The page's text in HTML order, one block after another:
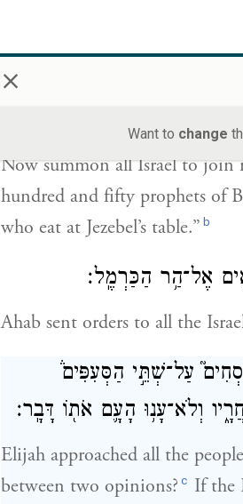
×
Want to change
וְאֶת־נְבִיאֵ֨י הַבַּ֜עַל אַרְבַּ֧ע
אִיזָֽבֶל׃
Now summon all Israel to
hundred and fifty prophets of
who eat at Jezebel’s table.” b
אֶל־הַ֥ר הַכַּרְמֶֽל׃
Ahab sent orders to all the
עַל־שְׁתֵּ֣י הַסְּעִפִּים֒
וְלֹא־עָנ֥וּ הָעָ֛ם אֹת֖וֹ דָּבָֽר׃
Elijah approached all the
between two opinions? c If the